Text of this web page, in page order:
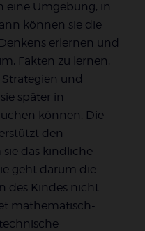
eine Umgebung, in
können sie die
erlernen und
Fakten zu lernen,
und
später in
können. Die
den
das kindliche
geht darum die
des Kindes nicht
mathematisch-